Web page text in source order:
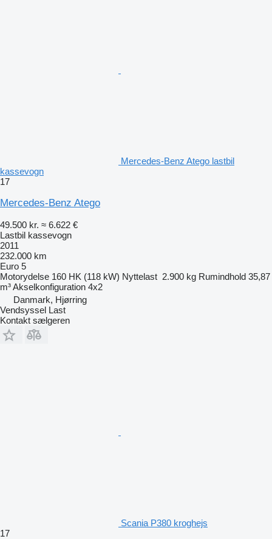
Mercedes-Benz Atego lastbil
kassevogn
17
Mercedes-Benz Atego
49.500 kr. ≈ 6.622 €
Lastbil kassevogn
2011
232.000 km
Euro 5
Motorydelse 160 HK (118 kW) Nyttelast 2.900 kg Rumindhold 35,87
m³Akselkonfiguration 4x2
Danmark, Hjørring
Vendsyssel Last
Kontakt sælgeren
Scania P380 kroghejs
17